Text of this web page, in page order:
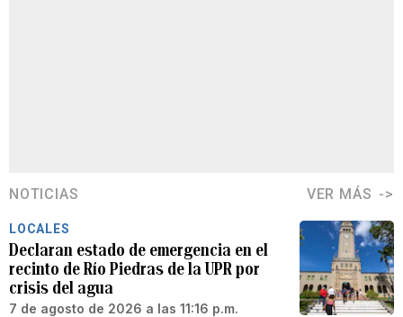
NOTICIAS VER MÁS
LOCALES
Declaran estado de emergencia en el
recinto de Río Piedras de la UPR por
crisis del agua
7 de agosto de 2026 a las 11:16 p.m.